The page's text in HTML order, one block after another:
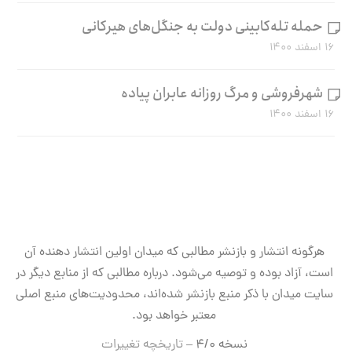
حمله تله‌کابینی دولت به جنگل‌های هیرکانی
۱۶ اسفند ۱۴۰۰
شهرفروشی و مرگ روزانه عابران پیاده
۱۶ اسفند ۱۴۰۰
هرگونه انتشار و بازنشر مطالبی که میدان اولین انتشار دهنده آن
است، آزاد بوده و توصیه می‌شود. درباره مطالبی که از منابع دیگر در
سایت میدان با ذکر منبع بازنشر شده‌اند، محدودیت‌های منبع اصلی
معتبر خواهد بود.
نسخه ۴/۰ –
تاریخچه تغییرات